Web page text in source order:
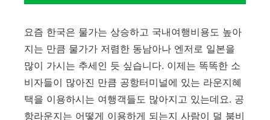
요즘 한국은 물가는 상승하고 국내여행비용도 높아
지는 만큼 물가가 저렴한 동남아나 엔저로 일본을
많이 가시는 추세인 듯 싶습니다. 이제는 똑똑한 소
비자들이 많아진 만큼 공항터미널에 있는 라운지혜
택을 이용하시는 여행객들도 많아지고 있는데요. 공
항라운지는 어떻게 이용하게 되는지 사람이 덜 붐비